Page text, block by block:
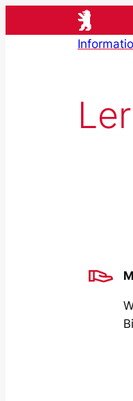
Inhalt